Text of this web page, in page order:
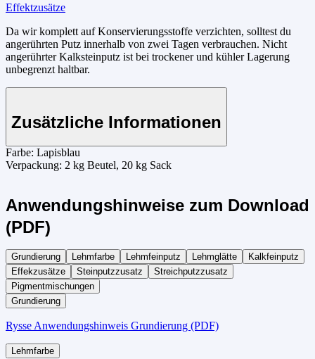
Effektzusätze
Da wir komplett auf Konservierungsstoffe verzichten, solltest du
angerührten Putz innerhalb von zwei Tagen verbrauchen. Nicht
angerührter Kalksteinputz ist bei trockener und kühler Lagerung
unbegrenzt haltbar.
Zusätzliche Informationen
Farbe: Lapisblau
Verpackung: 2 kg Beutel, 20 kg Sack
Anwendungshinweise zum Download
(PDF)
Grundierung Lehmfarbe Lehmfeinputz Lehmglätte
Kalkfeinputz
Effekzusätze
Steinputzzusatz
Streichputzzusatz
Pigmentmischungen
Grundierung
Rysse Anwendungshinweis Grundierung (PDF)
Lehmfarbe